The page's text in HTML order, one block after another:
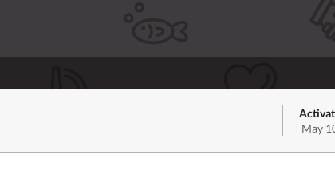
May